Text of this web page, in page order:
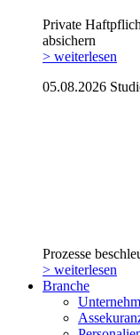
Private
absichern
> weiterlesen
05.08.2026
Prozesse
> weiterlesen
Branche